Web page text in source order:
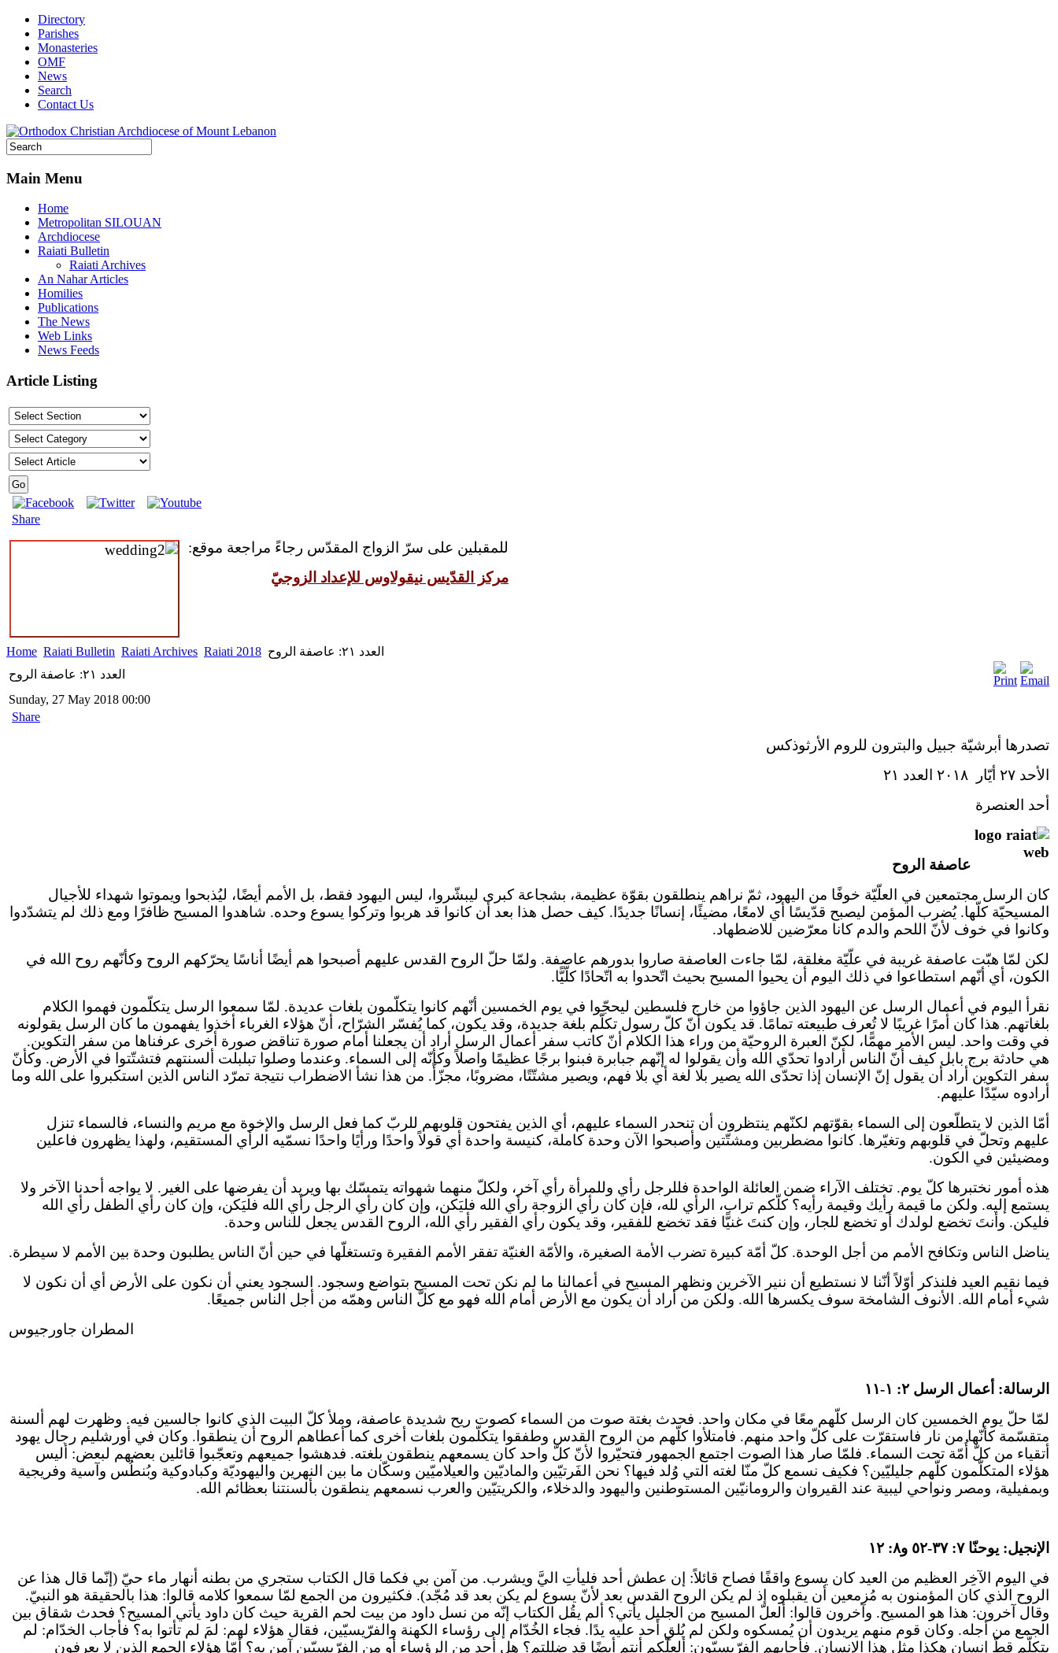
Directory
Parishes
Monasteries
OMF
News
Search
Contact Us
Main Menu
Home
Metropolitan SILOUAN
Archdiocese
Raiati Bulletin
Raiati Archives
An Nahar Articles
Homilies
Publications
The News
Web Links
News Feeds
Article Listing
Share
للمقبلين على سرّ الزواج المقدّس رجاءً مراجعة موقع:
مركز القدّيس نيقولاوس للإعداد الزوجيّ
Home Raiati Bulletin Raiati Archives Raiati 2018
العدد ٢١: عاصفة الروح
العدد ٢١: عاصفة الروح
Sunday, 27 May 2018 00:00
Share
تصدرها أبرشيّة جبيل والبترون للروم الأرثوذكس
الأحد ٢٧ أيّار ٢٠١٨ العدد ٢١
أحد العنصرة
عاصفة الروح
كان الرسل مجتمعين في العلّيّة خوفًا من اليهود، ثمّ نراهم ينطلقون بقوّة عظيمة، بشجاعة كبرى ليبشّروا، ليس اليهود فقط، بل الأمم أيضًا، ليُذبحوا ويموتوا شهداء للأجيال
المسيحيّة كلّها. يُضرب المؤمن ليصبح قدّيسًا أي لامعًا، مضيئًا، إنسانًا جديدًا. كيف حصل هذا بعد أن كانوا قد هربوا وتركوا يسوع وحده. شاهدوا المسيح ظافرًا ومع ذلك لم يتشدّدوا
وكانوا في خوف لأنّ اللحم والدم كانا معرّضين للاضطهاد.
لكن لمّا هبّت عاصفة غريبة في علّيّة مغلقة، لمّا جاءت العاصفة صاروا بدورهم عاصفة. ولمّا حلّ الروح القدس عليهم أصبحوا هم أيضًا أناسًا يحرّكهم الروح وكأنّهم روح الله في
الكون، أي أنّهم استطاعوا في ذلك اليوم أن يحيوا المسيح بحيث اتّحدوا به اتّحادًا كلّيًّا.
نقرأ اليوم في أعمال الرسل عن اليهود الذين جاؤوا من خارج فلسطين ليحجّوا في يوم الخمسين أنّهم كانوا يتكلّمون بلغات عديدة. لمّا سمعوا الرسل يتكلّمون فهموا الكلام
بلغاتهم. هذا كان أمرًا غريبًا لا تُعرف طبيعته تمامًا. قد يكون أنّ كلّ رسول تكلّم بلغة جديدة، وقد يكون، كما يُفسّر الشرّاح، أنّ هؤلاء الغرباء أخذوا يفهمون ما كان الرسل يقولونه
في وقت واحد. ليس الأمر مهمًّا، لكنّ العبرة الروحيّة من وراء هذا الكلام أنّ كاتب سفر أعمال الرسل أراد أن يجعلنا أمام صورة تناقض صورة أخرى عرفناها من سفر التكوين.
هي حادثة برج بابل كيف أنّ الناس أرادوا تحدّي الله وأن يقولوا له إنّهم جبابرة فبنوا برجًا عظيمًا واصلاً وكأنّه إلى السماء. وعندما وصلوا تبلبلت ألسنتهم فتشتّتوا في الأرض. وكأنّ
سفر التكوين أراد أن يقول إنّ الإنسان إذا تحدّى الله يصير بلا لغة أي بلا فهم، ويصير مشتّتًا، مضروبًا، مجزّأً. من هذا نشأ الاضطراب نتيجة تمرّد الناس الذين استكبروا على الله وما
أرادوه سيّدًا عليهم.
أمّا الذين لا يتطلّعون إلى السماء بقوّتهم لكنّهم ينتظرون أن تنحدر السماء عليهم، أي الذين يفتحون قلوبهم للربّ كما فعل الرسل والإخوة مع مريم والنساء، فالسماء تنزل
عليهم وتحلّ في قلوبهم وتغيّرها. كانوا مضطربين ومشتّتين وأصبحوا الآن وحدة كاملة، كنيسة واحدة أي قولاً واحدًا ورأيًا واحدًا نسمّيه الرأي المستقيم، ولهذا يظهرون فاعلين
ومضيئين في الكون.
هذه أمور نختبرها كلّ يوم. تختلف الآراء ضمن العائلة الواحدة فللرجل رأي وللمرأة رأي آخر، ولكلّ منهما شهواته يتمسّك بها ويريد أن يفرضها على الغير. لا يواجه أحدنا الآخر ولا
يستمع إليه. ولكن ما قيمة رأيك وقيمة رأيه؟ كلّكم تراب، الرأي لله، فإن كان رأي الزوجة رأي الله فليَكن، وإن كان رأي الرجل رأي الله فليَكن، وإن كان رأي الطفل رأي الله
فليكن. وأنتَ تخضع لولدك أو تخضع للجار، وإن كنتَ غنيًّا فقد تخضع للفقير، وقد يكون رأي الفقير رأي الله، الروح القدس يجعل للناس وحدة.
يناضل الناس وتكافح الأمم من أجل الوحدة. كلّ أمّة كبيرة تضرب الأمة الصغيرة، والأمّة الغنيّة تفقر الأمم الفقيرة وتستغلّها في حين أنّ الناس يطلبون وحدة بين الأمم لا سيطرة.
فيما نقيم العيد فلنذكر أوّلاً أنّنا لا نستطيع أن ننير الآخرين ونظهر المسيح في أعمالنا ما لم نكن تحت المسيح بتواضع وسجود. السجود يعني أن نكون على الأرض أي أن نكون لا
شيء أمام الله. الأنوف الشامخة سوف يكسرها الله. ولكن من أراد أن يكون مع الأرض أمام الله فهو مع كلّ الناس وهمّه من أجل الناس جميعًا.
المطران جاورجيوس
الرسالة: أعمال الرسل ٢: ١-١١
لمّا حلّ يوم الخمسين كان الرسل كلّهم معًا في مكان واحد. فحدث بغتة صوت من السماء كصوت ريح شديدة عاصفة، وملأ كلّ البيت الذي كانوا جالسين فيه. وظهرت لهم ألسنة
متقسّمة كأنّها من نار فاستقرّت على كلّ واحد منهم. فامتلأوا كلّهم من الروح القدس وطفقوا يتكلّمون بلغات أخرى كما أعطاهم الروح أن ينطقوا. وكان في أورشليم رجال يهود
أتقياء من كلّ أُمّة تحت السماء. فلمّا صار هذا الصوت اجتمع الجمهور فتحيّروا لأنّ كلّ واحد كان يسمعهم ينطقون بلغته. فدهشوا جميعهم وتعجّبوا قائلين بعضهم لبعض: أليس
هؤلاء المتكلّمون كلّهم جليليّين؟ فكيف نسمع كلّ منّا لغته التي وُلد فيها؟ نحن الفَرتيّين والماديّين والعيلاميّين وسكّان ما بين النهرين واليهوديّة وكبادوكية وبُنطُس وآسية وفريجية
وبمفيلية، ومصر ونواحي ليبية عند القيروان والرومانيّين المستوطنين واليهود والدخلاء، والكريتيّين والعرب نسمعهم ينطقون بألسنتنا بعظائم الله.
الإنجيل: يوحنّا ٧: ٣٧-٥٢ و٨: ١٢
في اليوم الآخِر العظيم من العيد كان يسوع واقفًا فصاح قائلاً: إن عطش أحد فليأتِ اليَّ ويشرب. من آمن بي فكما قال الكتاب ستجري من بطنه أنهار ماء حيّ (إنّما قال هذا عن
الروح الذي كان المؤمنون به مُزمعين أن يقبلوه إذ لم يكن الروح القدس بعد لأنّ يسوع لم يكن بعد قد مُجّد). فكثيرون من الجمع لمّا سمعوا كلامه قالوا: هذا بالحقيقة هو النبيّ.
وقال آخرون: هذا هو المسيح. وآخرون قالوا: ألعلّ المسيح من الجليل يأتي؟ ألم يقُل الكتاب إنّه من نسل داود من بيت لحم القرية حيث كان داود يأتي المسيح؟ فحدث شقاق بين
الجمع من أجله. وكان قوم منهم يريدون أن يُمسكوه ولكن لم يُلقِ أحد عليه يدًا. فجاء الخُدّام إلى رؤساء الكهنة والفرّيسيّين، فقال هؤلاء لهم: لمَ لم تأتوا به؟ فأجاب الخدّام: لم
يتكلّم قطّ إنسان هكذا مثل هذا الإنسان. فأجابهم الفرّيسيّون: ألعلّكم أنتم أيضًا قد ضللتم؟ هل أحد من الرؤساء أو من الفرّيسيّين آمن به؟ أمّا هؤلاء الجمع الذين لا يعرفون